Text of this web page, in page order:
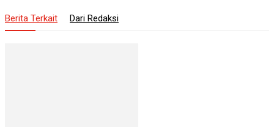
Berita Terkait Dari Redaksi